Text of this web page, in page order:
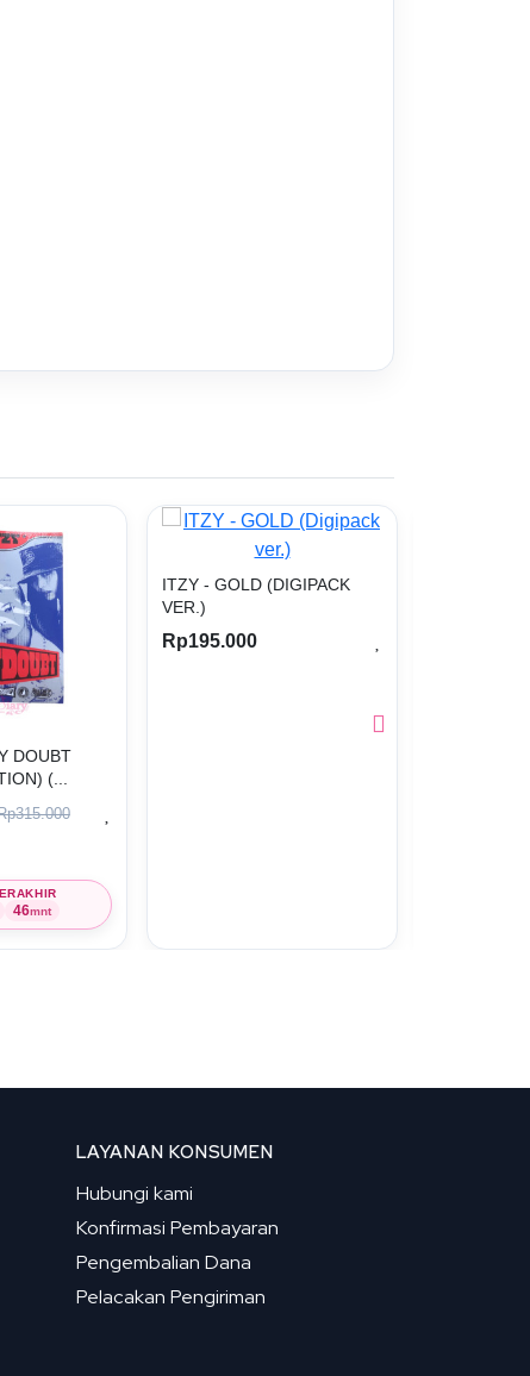
DOUBT
(...
46mnt
ITZY - GOLD (DIGIPACK
VER.)
Rp195.000
LAYANAN KONSUMEN
Hubungi kami
Konfirmasi Pembayaran
Pengembalian Dana
Pelacakan Pengiriman